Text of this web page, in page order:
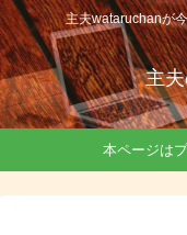
主夫wataruchanが
主
本ページは